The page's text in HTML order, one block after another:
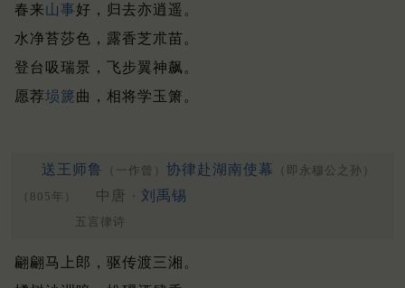
春来山事好，归去亦逍遥。
水净苔莎色，露香芝朮苗。
登台吸瑞景，飞步翼神飙。
愿荐埙篪曲，相将学玉箫。
送王师鲁 （一作曾） 协律赴湖南使幕
（即永穆公之孙）
（805年）
中唐 · 刘禹锡
五言律诗
翩翩马上郎，驱传渡三湘。